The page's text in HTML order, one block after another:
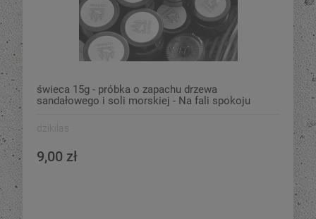
świeca 15g - próbka o zapachu drzewa
sandałowego i soli morskiej - Na fali spokoju
dzikilas
9,00 zł